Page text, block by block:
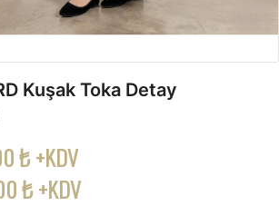
Kuşak Toka Detay
₺ +KDV
₺ +KDV